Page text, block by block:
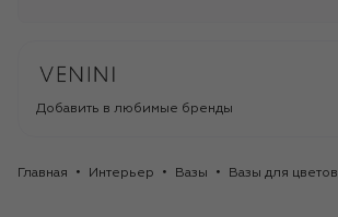
Добавить в любимые бренды
Главная Интерьер Вазы Вазы для цветов